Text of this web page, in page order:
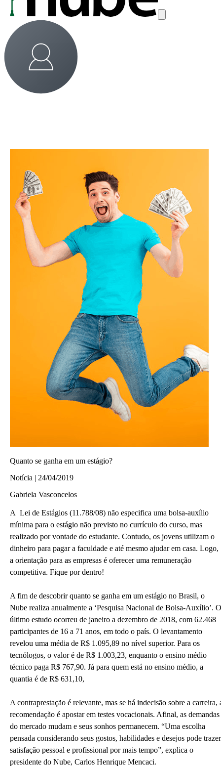
Quanto se ganha em um estágio?
Notícia | 24/04/2019
Gabriela Vasconcelos
A Lei de Estágios (11.788/08) não especifica uma bolsa-auxílio
mínima para o estágio não previsto no currículo do curso, mas
realizado por vontade do estudante. Contudo, os jovens utilizam o
dinheiro para pagar a faculdade e até mesmo ajudar em casa. Logo,
a orientação para as empresas é oferecer uma remuneração
competitiva. Fique por dentro!
A fim de descobrir quanto se ganha em um estágio no Brasil, o
Nube realiza anualmente a ‘Pesquisa Nacional de Bolsa-Auxílio’. O
último estudo ocorreu de janeiro a dezembro de 2018, com 62.468
participantes de 16 a 71 anos, em todo o país. O levantamento
revelou uma média de R$ 1.095,89 no nível superior. Para os
tecnólogos, o valor é de R$ 1.003,23, enquanto o ensino médio
técnico paga R$ 767,90. Já para quem está no ensino médio, a
quantia é de R$ 631,10,
A contraprestação é relevante, mas se há indecisão sobre a carreira,
recomendação é apostar em testes vocacionais. Afinal, as demandas
do mercado mudam e seus sonhos permanecem. “Uma escolha
pensada considerando seus gostos, habilidades e desejos pode trazer
satisfação pessoal e profissional por mais tempo”, explica o
presidente do Nube, Carlos Henrique Mencaci.